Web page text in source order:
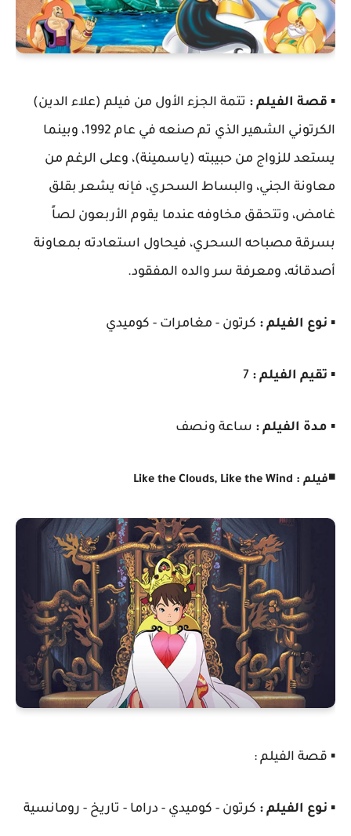
▪️ قصة الفيلم : تتمة الجزء الأول من فيلم (علاء الدين)
الكرتوني الشهير الذي تم صنعه في عام 1992، وبينما
يستعد للزواج من حبيبته (ياسمينة)، وعلى الرغم من
معاونة الجني، والبساط السحري، فإنه يشعر بقلق
غامض، وتتحقق مخاوفه عندما يقوم الأربعون لصاً
بسرقة مصباحه السحري، فيحاول استعادته بمعاونة
أصدقائه، ومعرفة سر والده المفقود.
▪️ نوع الفيلم : كرتون - مغامرات - كوميدي
▪️ تقيم الفيلم :
▪️ مدة الفيلم : ساعة ونصف
◾فيلم : Like the Clouds, Like the Wind
▪️ قصة الفيلم :
▪️ نوع الفيلم : كرتون - كوميدي - دراما - تاريخ - رومانسية